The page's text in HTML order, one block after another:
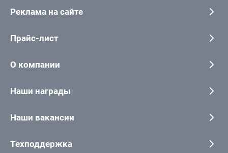
Реклама на сайте
Прайс-лист
О компании
Наши награды
Наши вакансии
Техподдержка